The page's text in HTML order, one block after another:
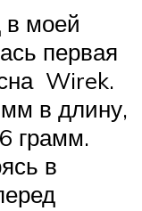
в моей
первая
Wirek.
в длину,
грамм.
в